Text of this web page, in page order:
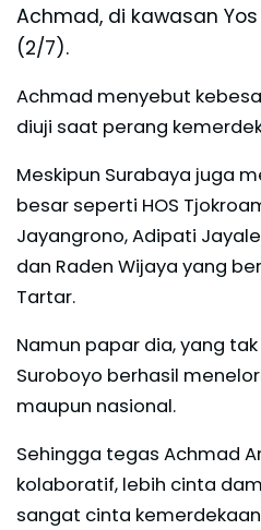
Achmad, di kawasan
(2/7).
Achmad menyebut
diuji saat perang
Meskipun Surabaya juga
besar seperti HOS
Jayangrono, Adipati
dan Raden Wijaya yang
Tartar.
Namun papar dia, yang
Suroboyo berhasil
maupun nasional.
Sehingga tegas Achmad
kolaboratif, lebih cinta
sangat cinta